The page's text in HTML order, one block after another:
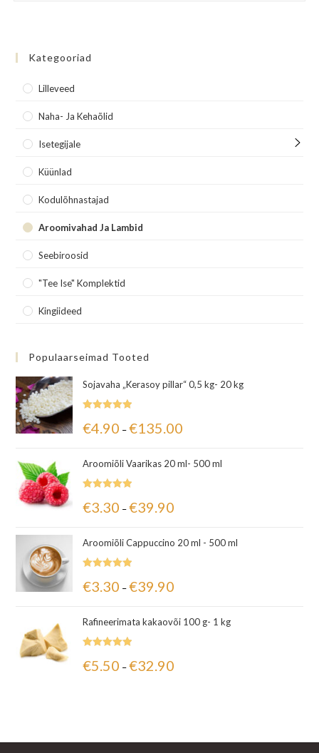
Kategooriad
Lilleveed
Naha- Ja Kehaõlid
Isetegijale
Küünlad
Kodulõhnastajad
Aroomivahad Ja Lambid
Seebiroosid
"Tee Ise" Komplektid
Kingiideed
Populaarseimad Tooted
Sojavaha „Kerasoy pillar“ 0,5 kg- 20 kg
5.00/ 5
€4.90 – €135.00
Aroomiõli Vaarikas 20 ml- 500 ml
5.00/ 5
€3.30 – €39.90
Aroomiõli Cappuccino 20 ml - 500 ml
5.00/ 5
€3.30 – €39.90
Rafineerimata kakaovõi 100 g- 1 kg
5.00 / 5
€5.50 – €32.90